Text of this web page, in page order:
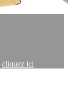
cliquez ici